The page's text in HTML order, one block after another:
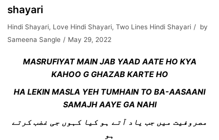
shayari
Hindi Shayari, Love Hindi Shayari, Two Lines Hindi Shayari
by
Sameena Sangle
May 29, 2022
MASRUFIYAT MAIN JAB YAAD AATE HO KYA
KAHOO G GHAZAB KARTE HO
HA LEKIN MASLA YEH TUMHAIN TO BA-AASAANI
SAMAJH AAYE GA NAHI
مصروفیت میں جب یاد آتے ہو کیا کہوں جی غضب کرتے
ہو